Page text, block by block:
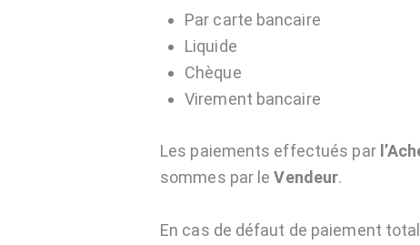
Par carte bancaire
Liquide
Chèque
Virement bancaire
Les paiements effectués par
sommes par leVendeur.
En cas de défaut de paiement